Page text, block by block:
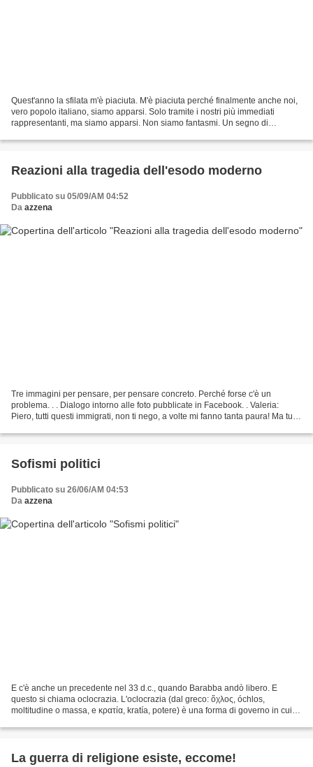
Quest'anno la sfilata m'è piaciuta. M'è piaciuta perché finalmente anche noi,
vero popolo italiano, siamo apparsi. Solo tramite i nostri più immediati
rappresentanti, ma siamo apparsi. Non siamo fantasmi. Un segno di
Reazioni alla tragedia dell'esodo moderno
Pubblicato su 05/09/AM 04:52
Da azzena
Tre immagini per pensare, per pensare concreto. Perché forse c'è un
problema. . . Dialogo intorno alle foto pubblicate in Facebook. . Valeria:
Piero, tutti questi immigrati, non ti nego, a volte mi fanno tanta paura! Ma tu
Sofismi politici
Pubblicato su 26/06/AM 04:53
Da azzena
E c'è anche un precedente nel 33 d.c., quando Barabba andò libero. E
questo si chiama oclocrazia. L'oclocrazia (dal greco: ὅχλος, óchlos,
moltitudine o massa, e κρατία, kratía, potere) è una forma di governo in cui le
La guerra di religione esiste, eccome!